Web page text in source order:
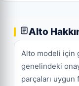
Alto
Alto modeli için
genelindeki
parçaları uygun